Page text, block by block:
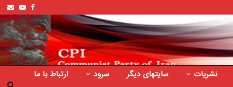
Facebook
نشریات سایتهای دیگر سرود
ارتباط با ما